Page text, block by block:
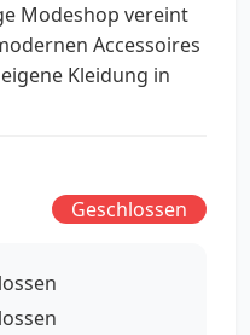
Modeshop vereint
Accessoires
Kleidung in
Geschlossen